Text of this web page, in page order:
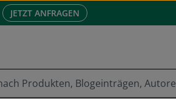
JETZT ANFRAGEN